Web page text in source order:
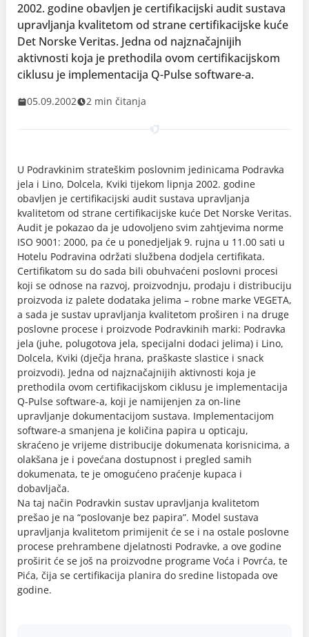
2002. godine obavljen je certifikacijski audit sustava
upravljanja kvalitetom od strane certifikacijske kuće
Det Norske Veritas. Jedna od najznačajnijih
aktivnosti koja je prethodila ovom certifikacijskom
ciklusu je implementacija Q-Pulse software-a.
05.09.2002 2 min čitanja
U Podravkinim strateškim poslovnim jedinicama Podravka
jela i Lino, Dolcela, Kviki tijekom lipnja 2002. godine
obavljen je certifikacijski audit sustava upravljanja
kvalitetom od strane certifikacijske kuće Det Norske Veritas.
Audit je pokazao da je udovoljeno svim zahtjevima norme
ISO 9001: 2000, pa će u ponedjeljak 9. rujna u 11.00 sati u
Hotelu Podravina održati službena dodjela certifikata.
Certifikatom su do sada bili obuhvaćeni poslovni procesi
koji se odnose na razvoj, proizvodnju, prodaju i distribuciju
proizvoda iz palete dodataka jelima – robne marke VEGETA,
a sada je sustav upravljanja kvalitetom proširen i na druge
poslovne procese i proizvode Podravkinih marki: Podravka
jela (juhe, polugotova jela, specijalni dodaci jelima) i Lino,
Dolcela, Kviki (dječja hrana, praškaste slastice i snack
proizvodi). Jedna od najznačajnijih aktivnosti koja je
prethodila ovom certifikacijskom ciklusu je implementacija
Q-Pulse software-a, koji je namijenjen za on-line
upravljanje dokumentacijom sustava. Implementacijom
software-a smanjena je količina papira u opticaju,
skraćeno je vrijeme distribucije dokumenata korisnicima, a
olakšana je i povećana dostupnost i pregled samih
dokumenata, te je omogućeno praćenje kupaca i
dobavljača.
Na taj način Podravkin sustav upravljanja kvalitetom
prešao je na “poslovanje bez papira”. Model sustava
upravljanja kvalitetom primijenit će se i na ostale poslovne
procese prehrambene djelatnosti Podravke, a ove godine
proširit će se još na proizvodne programe Voća i Povrća, te
Pića, čija se certifikacija planira do sredine listopada ove
godine.